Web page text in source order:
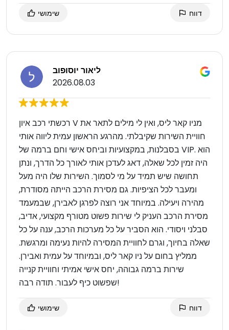
שימושי דווח
ליאור יוסופוב
2026.08.03
רכשתי רכב איון V מניו קאר ליס, ואין לי מילים לתאר את
חוויית השירות שקיבלתי. מהרגע הראשון עמית ליווה אותי
בסבלנות, במקצועיות וביחס אישי וחם ברמה של VIP. הוא
היה זמין לכל שאלה, דאג לעדכן אותי לאורך כל הדרך, ונתן
תחושה שיש תמיד על מי לסמוך. השירות שלו היה מעל
ומעבר לכל הציפיות. גם מסירת הרכב הייתה מסודרת,
מהירה ויעילה. במיוחד אני רוצה לפרגן לאבירן, שבמעמד
מסירת הרכב העניק לי שירות פשוט מטורף מקצועי, אדיב,
סבלני ויסודי. הוא הסביר על כל מערכות הרכב, ענה על כל
שאלה בחיוך, וגרם לחוויית המסירה להיות נעימה ומרגשת.
ממליץ בחום על ניו קאר ליס, ובמיוחד על עמית ואבירן.
שירות ברמה גבוהה, יחס אישי אמיתי וחוויית קנייה
שפשוט כיף לעבור. תודה רבה!
שימושי דווח